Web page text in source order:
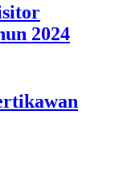
2024